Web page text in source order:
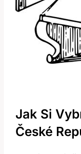
Jak Si
České